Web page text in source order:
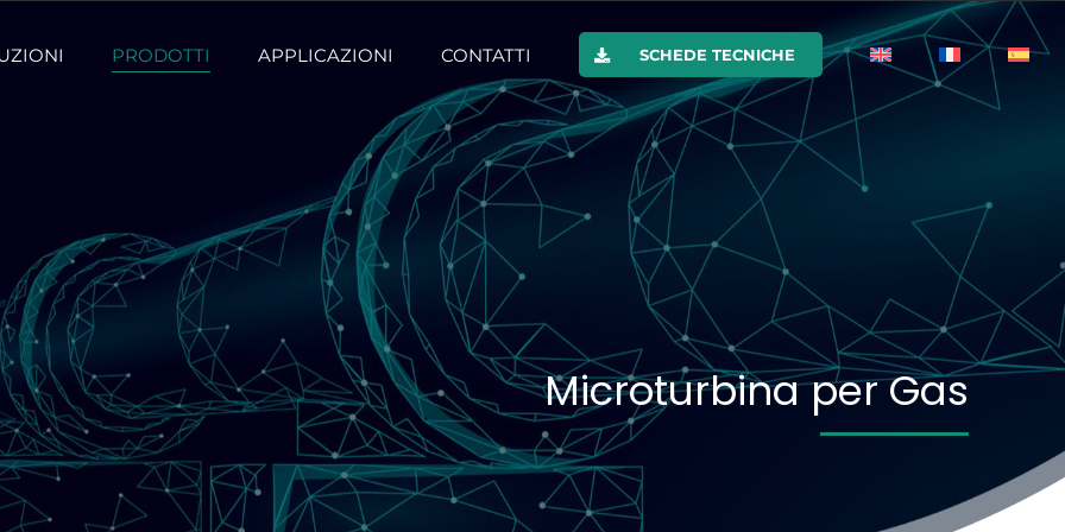
PRODOTTI APPLICAZIONI CONTATTI SCHEDE TECNICHE
Microturbina per Gas